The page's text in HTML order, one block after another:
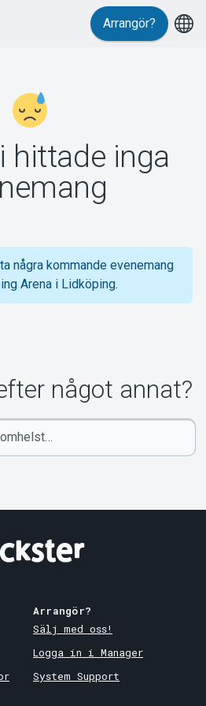
Tickster
Arrangör?
hittade inga
några kommande evenemang
Arena i Lidköping.
något annat?
Arrangör?
Sälj med oss!
Logga in i Manager
System Support